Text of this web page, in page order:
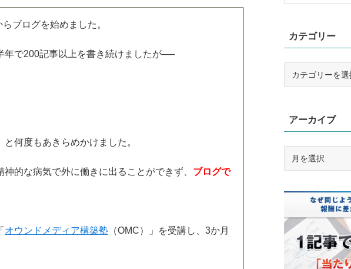
らブログを始めました。
年で200記事以上を書き続けましたが──
何度もあきらめかけました。
的な病気で外に働きに出ることができず、 ブログで
オウンドメディア構築塾 （OMC）」を受講し、3か月
カテゴリー
ーアーカイブ
イ